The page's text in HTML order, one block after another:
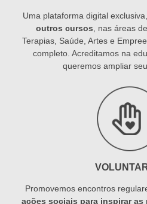
Uma plataforma digital exclusiva,
outros cursos , nas áreas
Terapias, Saúde, Artes e
completo. Acreditamos na
queremos ampliar
Promovemos encontros
ações sociais para inspirar as